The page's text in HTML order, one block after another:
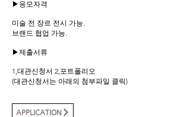
▶응모자격
미술 전 장르 전시 가능.
브랜드 협업 가능.
▶제출서류
1,대관신청서 2,포트폴리오
(대관신청서는 아래의 첨부파일 클릭)
APPLICATION